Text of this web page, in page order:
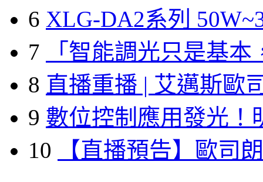
6 XLG-DA2系列
7
「智能調光只是基本
8 直播重播 | 艾邁斯歐
9 數位控制應用發光！
10
【直播預告】歐司